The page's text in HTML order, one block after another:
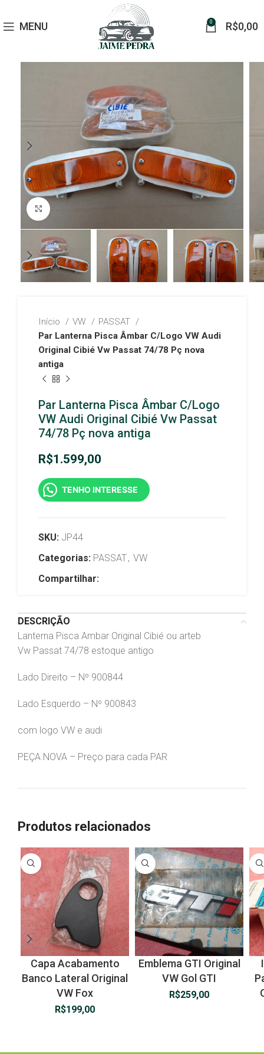
MENU 0 R$0,00
Início VW
PASSAT
Par Lanterna Pisca Âmbar C/Logo VW Audi
Original Cibié Vw Passat 74/78 Pç nova
antiga
Par Lanterna Pisca Âmbar C/Logo
VW Audi Original Cibié Vw Passat
74/78 Pç nova antiga
R$1.599,00
TENHO INTERESSE
SKU: JP44
Categorias: PASSAT, VW
Compartilhar:
DESCRIÇÃO
Lanterna Pisca Ambar Original Cibié ou arteb
Vw Passat 74/78 estoque antigo
Lado Direito – Nº 900844
Lado Esquerdo – Nº 900843
com logo VW e audi
PEÇA NOVA – Preço para cada PAR
Produtos relacionados
Capa Acabamento
Banco Lateral Original
VW Fox
R$199,00
Emblema GTI Original
VW Gol GTI
R$259,00